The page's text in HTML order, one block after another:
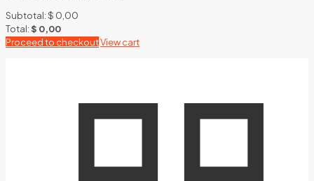
Subtotal:$ 0,00
Total:$ 0,00
Proceed to checkoutView cart